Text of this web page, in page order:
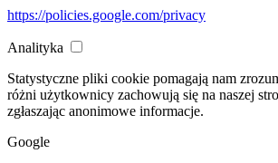
https://policies.google.com/privacy
Analityka
Statystyczne pliki cookie pomagają nam
różni użytkownicy zachowują się na naszej
zgłaszając anonimowe informacje.
Google